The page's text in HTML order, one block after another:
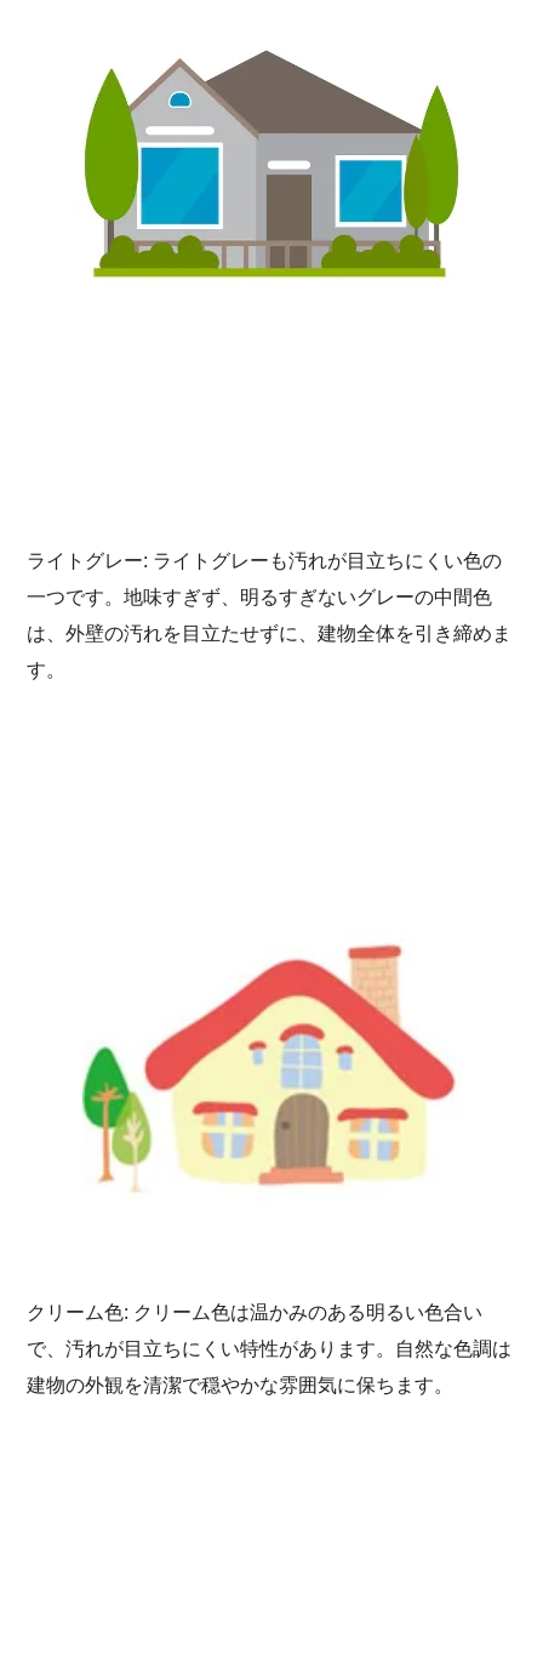
ライトグレー: ライトグレーも汚れが目立ちにくい色の
一つです。地味すぎず、明るすぎないグレーの中間色
は、外壁の汚れを目立たせずに、建物全体を引き締めま
す。
クリーム色: クリーム色は温かみのある明るい色合い
で、汚れが目立ちにくい特性があります。自然な色調は
建物の外観を清潔で穏やかな雰囲気に保ちます。